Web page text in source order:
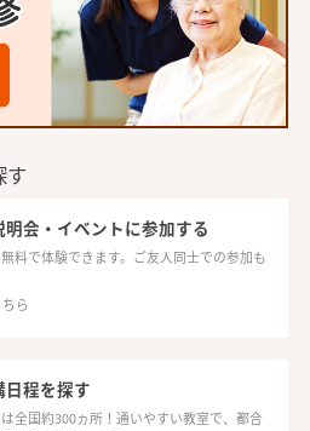
す
会・イベントに参加する
料で体験できます。ご友人同士での参加も
ら
程を探す
全国約300ヵ所！通いやすい教室で、都合